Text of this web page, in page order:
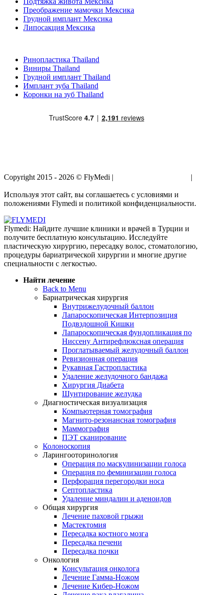
Преображение мамочки Мексика
Грудной имплант Мексика
Липосакция Мексика
Ринопластика Thailand
Виниры Thailand
Грудной имплант Thailand
Имплант зуба Thailand
Коронки на зуб Thailand
Copyright 2015 - 2026 © FlyMedi |
|
Используя этот сайт, вы соглашаетесь с условиями и
положениями Flymedi и политикой конфиденциальности.
Flymedi: Найдите лучшие клиники и врачей в Турции и
получите бесплатную консультацию. Исследуйте
пластическую хирургию, пересадку волос, стоматологию,
процедуры бариатрической хирургии и многие другие
специальности с легкостью.
Найти лечение
Back to Menu
Бариатрическая хирургия
Внутрижелудочный баллон
Лапароскопическая Интерпозиция
Подвздошной Кишки
Лапароскопическая фундопликация по
Ниссену Антирефлюксная операция
Проглатываемый желудочный баллон
Ревизионная операция
Рукавная Гастропластика
Удаление желудочного бандажа
Хирургия Диабета
Шунтирование желудка
Диагностическая визуализация
Компьютерная томография
Магнито-резонансная томография
Маммография
ПЭТ сканирование
Колоноскопия
Ларингооторинология
Операция по маскулинизации голоса
Операция по феминизации голоса
Перфорация перегородки носа
Септопластика
Удаление миндалин и аденоидов
Общая хирургия
Лечение паховой грыжи
Мастектомия
Пересадка костного мозга
Пересадка печени
Пересадка почки
Онкология
Консультация онколога
Лечение Гамма-Ножом
Лечение Кибер-Ножом